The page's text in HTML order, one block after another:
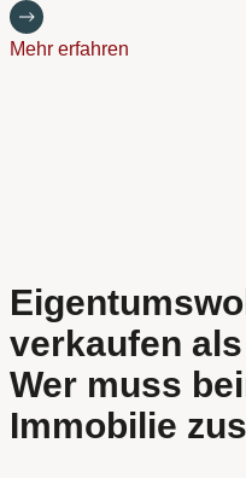
Mehr erfahren
verkaufen
Wer muss
Immobilie